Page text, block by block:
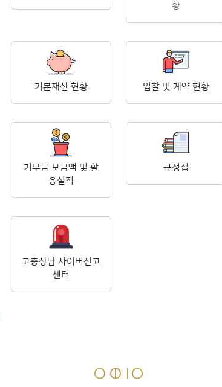
황
기본재산 현황 입찰 및 계약 현황
기부금 모금액 및 활
용실적
규정집
고충상담 사이버신고
센터